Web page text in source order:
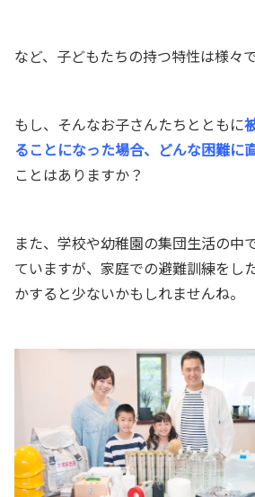
など、子どもたちの持つ特性は様々で
もし、そんなお子さんたちとともに
ることになった場合、どんな困難に
ことはありますか？
また、学校や幼稚園の集団生活の中
ていますが、家庭での避難訓練をし
かすると少ないかもしれませんね。